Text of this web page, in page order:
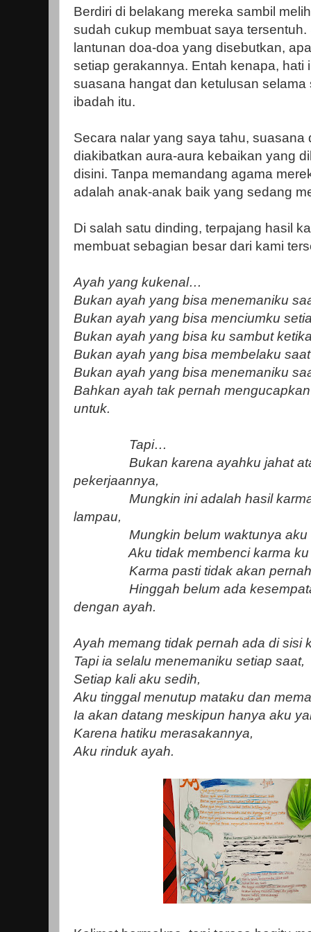
Berdiri di belakang mereka sambil
sudah cukup membuat saya tersentuh.
lantunan doa-doa yang disebutkan,
setiap gerakannya. Entah kenapa, hati
suasana hangat dan ketulusan selama
ibadah itu.
Secara nalar yang saya tahu, suasana
diakibatkan aura-aura kebaikan yang
disini. Tanpa memandang agama
adalah anak-anak baik yang sedang
Di salah satu dinding, terpajang hasil
membuat sebagian besar dari kami
Ayah yang kukenal…
Bukan ayah yang bisa menemaniku
Bukan ayah yang bisa menciumku
Bukan ayah yang bisa ku sambut
Bukan ayah yang bisa membelaku
Bukan ayah yang bisa menemaniku
Bahkan ayah tak pernah
untuk.
Tapi…
Bukan karena ayahku jahat atau
pekerjaannya,
Mungkin ini adalah hasil
lampau,
Mungkin belum waktunya aku
Aku tidak membenci karma ku
Karma pasti tidak akan pernah
Hinggah belum ada
dengan ayah.
Ayah memang tidak pernah ada di sisi
Tapi ia selalu menemaniku setiap saat,
Setiap kali aku sedih,
Aku tinggal menutup mataku dan
Ia akan datang meskipun hanya aku
Karena hatiku merasakannya,
Aku rinduk ayah.